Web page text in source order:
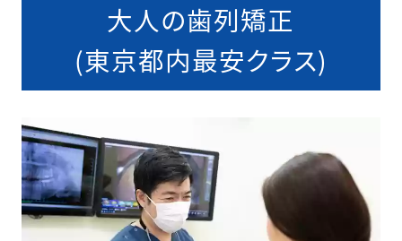
大人の歯列矯正
(東京都内最安クラス)